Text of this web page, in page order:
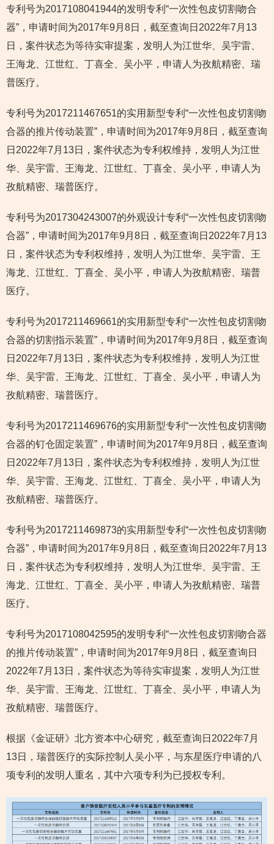
专利号为2017108041944的发明专利“一次性包皮切割吻合
器”，申请时间为2017年9月8日，截至查询日2022年7月13
日，案件状态为等待实审提案，发明人为江世华、吴宇雷、
王海龙、江世红、丁喜全、吴小平，申请人为孜航精密、瑞
普医疗。
专利号为2017211467651的实用新型专利“一次性包皮切割吻
合器的推片传动装置”，申请时间为2017年9月8日，截至查询
日2022年7月13日，案件状态为专利权维持，发明人为江世
华、吴宇雷、王海龙、江世红、丁喜全、吴小平，申请人为
孜航精密、瑞普医疗。
专利号为2017304243007的外观设计专利“一次性包皮切割吻
合器”，申请时间为2017年9月8日，截至查询日2022年7月13
日，案件状态为专利权维持，发明人为江世华、吴宇雷、王
海龙、江世红、丁喜全、吴小平，申请人为孜航精密、瑞普
医疗。
专利号为2017211469661的实用新型专利“一次性包皮切割吻
合器的切割指示装置”，申请时间为2017年9月8日，截至查询
日2022年7月13日，案件状态为专利权维持，发明人为江世
华、吴宇雷、王海龙、江世红、丁喜全、吴小平，申请人为
孜航精密、瑞普医疗。
专利号为2017211469676的实用新型专利“一次性包皮切割吻
合器的钉仓固定装置”，申请时间为2017年9月8日，截至查询
日2022年7月13日，案件状态为专利权维持，发明人为江世
华、吴宇雷、王海龙、江世红、丁喜全、吴小平，申请人为
孜航精密、瑞普医疗。
专利号为2017211469873的实用新型专利“一次性包皮切割吻
合器”，申请时间为2017年9月8日，截至查询日2022年7月13
日，案件状态为专利权维持，发明人为江世华、吴宇雷、王
海龙、江世红、丁喜全、吴小平，申请人为孜航精密、瑞普
医疗。
专利号为2017108042595的发明专利“一次性包皮切割吻合器
的推片传动装置”，申请时间为2017年9月8日，截至查询日
2022年7月13日，案件状态为等待实审提案，发明人为江世
华、吴宇雷、王海龙、江世红、丁喜全、吴小平，申请人为
孜航精密、瑞普医疗。
根据《金证研》北方资本中心研究，截至查询日2022年7月
13日，瑞普医疗的实际控制人吴小平，与东星医疗申请的八
项专利的发明人重名，其中六项专利为已授权专利。